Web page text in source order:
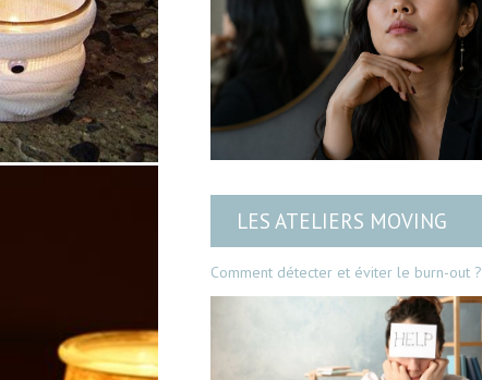
LES ATELIERS MOVING
Comment détecter et éviter le burn-out ?